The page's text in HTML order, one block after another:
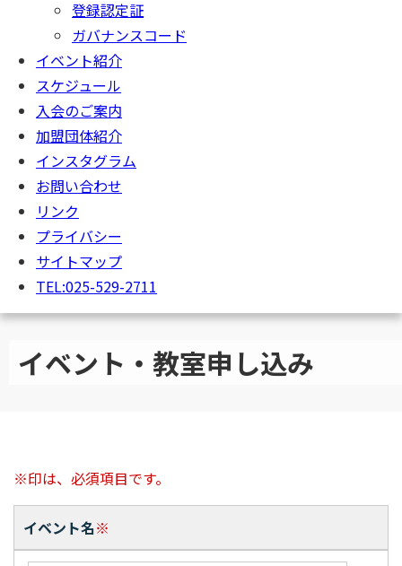
登録認定証
ガバナンスコード
イベント紹介
スケジュール
入会のご案内
加盟団体紹介
インスタグラム
お問い合わせ
リンク
プライバシー
サイトマップ
TEL:025-529-2711
イベント・教室申し込み
※印は、必須項目です。
イベント名※